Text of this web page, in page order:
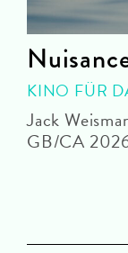
KINO FÜR
Jack
GB/CA